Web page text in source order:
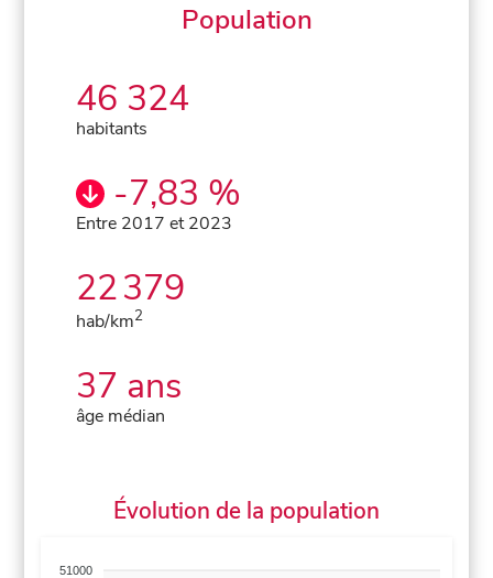
Population
46 324
habitants
-7,83 %
Entre 2017 et 2023
22 379
hab/km2
37 ans
âge médian
Évolution de la population
51000